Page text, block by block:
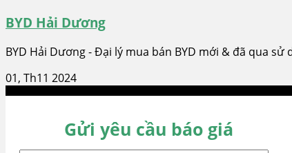
BYD Hải Dương
BYD Hải Dương - Đại lý mua bán BYD mới & đã qua
01, Th11 2024
Gửi yêu cầu báo giá